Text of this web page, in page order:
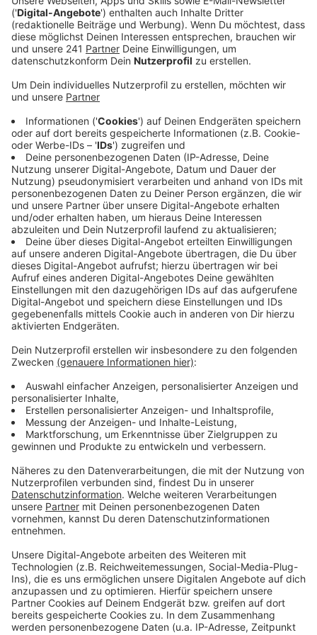
Anzeige
Er wird zum siebten Mal im Kreis Euskirchen
veranstaltet. Um die 30 Orte laden ein, zum
ermäßigten Preis oder teilweise ganz kostenfrei,
vorbeizuschauen. Diesmal gilt das nicht nur für die
Menschen aus dem Kreis Euskirchen, sondern für alle.
Pate ist der Kölschrocker Stephan Brings, der auch in
der Eifel wohnt und sich deshalb für die Aktion
einsetzt. Für ihn spielt auch der Umweltaspekt eine
Rolle, den Urlaub auch mal zuhause zu verbringen und
nicht weit wegzufahren.
"Und das Krasse an der Eifel ist, dass sie völlig
unterschätzt wird“, so Stephan Brings. „Ich
genieße jede Sekunde, wenn ich in der Eifel
Sälen wiederzutreffen, denn un dat, wat do wor,
Der Aktionstag ist am 27. Juni 2021. Es gibt Führungen
zu historischen Orten, Kunsterlebnisse drinnen und
draußen und Begegnungen mit Wildtieren. Über 1.800
Besucher werden bei gutem Wetter erwartet. Weitere
Infos gibt eshier, es gibt auch einen
Veranstaltungsflyer.
Für einige Führungen oder Aktionen muss man sich
Anzeige